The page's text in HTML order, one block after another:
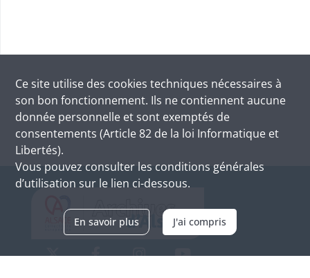
Ce site utilise des cookies techniques nécessaires à
son bon fonctionnement. Ils ne contiennent aucune
donnée personnelle et sont exemptés de
consentements (Article 82 de la loi Informatique et
Libertés).
Vous pouvez consulter les conditions générales
d’utilisation sur le lien ci-dessous.
En savoir plus J'ai compris